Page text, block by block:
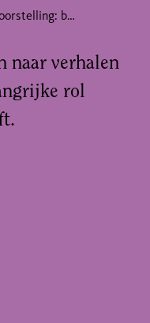
Kindervoorstelling: bekende sprookjes met piano
naar verhalen
rol